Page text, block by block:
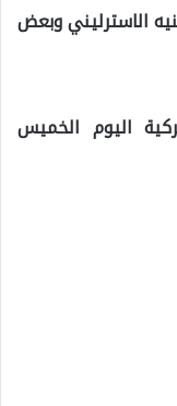
الاسترليني وبعض
اليوم الخميس